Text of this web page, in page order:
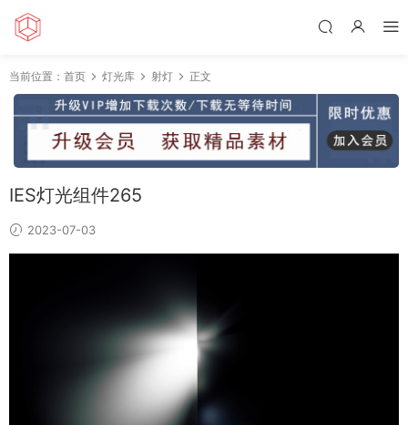
当前位置： 首页 灯光库 射灯 正文
IES灯光组件265
2023-07-03